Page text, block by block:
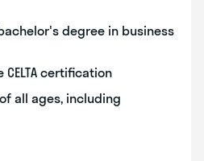
degree in business
certification
all ages, including